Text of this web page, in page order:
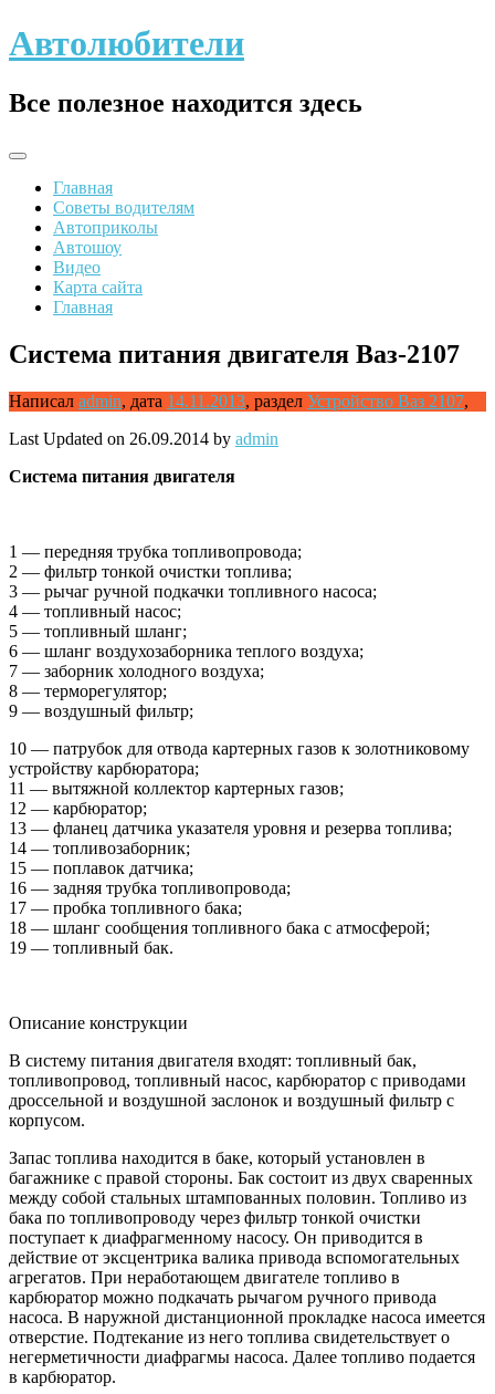
Skip
to
Автолюбители
Все полезное находится здесь
Главная
Советы водителям
Автоприколы
Автошоу
Видео
Карта сайта
Главная
Система питания двигателя Ваз-2107
Написал admin, дата 14.11.2013, раздел Устройство Ваз 2107,
Last Updated on 26.09.2014 by admin
Система питания двигателя
1 — передняя трубка топливопровода;
2 — фильтр тонкой очистки топлива;
3 — рычаг ручной подкачки топливного насоса;
4 — топливный насос;
5 — топливный шланг;
6 — шланг воздухозаборника теплого воздуха;
7 — заборник холодного воздуха;
8 — терморегулятор;
9 — воздушный фильтр;
10 — патрубок для отвода картерных газов к золотниковому
устройству карбюратора;
11 — вытяжной коллектор картерных газов;
12 — карбюратор;
13 — фланец датчика указателя уровня и резерва топлива;
14 — топливозаборник;
15 — поплавок датчика;
16 — задняя трубка топливопровода;
17 — пробка топливного бака;
18 — шланг сообщения топливного бака с атмосферой;
19 — топливный бак.
Описание конструкции
В систему питания двигателя входят: топливный бак,
топливопровод, топливный насос, карбюратор с приводами
дроссельной и воздушной заслонок и воздушный фильтр с
корпусом.
Запас топлива находится в баке, который установлен в
багажнике с правой стороны. Бак состоит из двух сваренных
между собой стальных штампованных половин. Топливо из
бака по топливопроводу через фильтр тонкой очистки
поступает к диафрагменному насосу. Он приводится в
действие от эксцентрика валика привода вспомогательных
агрегатов. При неработающем двигателе топливо в
карбюратор можно подкачать рычагом ручного привода
насоса. В наружной дистанционной прокладке насоса имеется
отверстие. Подтекание из него топлива свидетельствует о
негерметичности диафрагмы насоса. Далее топливо подается
в карбюратор.